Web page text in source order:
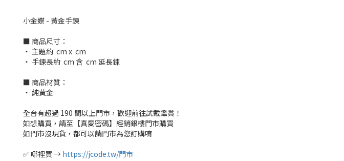
小金蝶 - 黃金手鍊
■ 商品尺寸：
‧ 主題約 cm x cm
‧ 手鍊長約 cm 含 cm 延長鍊
■ 商品材質：
‧ 純黃金
全台有超過 190 間以上門市，歡迎前往試戴鑑賞！
如想購買，請至【真愛密碼】經銷銀樓門市購買
如門市沒現貨，都可以請門市為您訂購唷
✅ 哪裡買 → https://jcode.tw/門市